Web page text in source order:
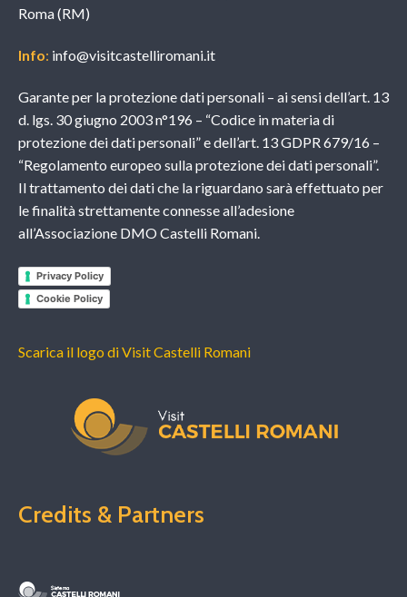
Roma (RM)
Info: info@visitcastelliromani.it
Garante per la protezione dati personali – ai sensi dell’art. 13
d. lgs. 30 giugno 2003 n°196 – “Codice in materia di
protezione dei dati personali” e dell’art. 13 GDPR 679/16 –
“Regolamento europeo sulla protezione dei dati personali”.
Il trattamento dei dati che la riguardano sarà effettuato per
le finalità strettamente connesse all’adesione
all’Associazione DMO Castelli Romani.
Privacy Policy
Cookie Policy
Scarica il logo di Visit Castelli Romani
Credits & Partners